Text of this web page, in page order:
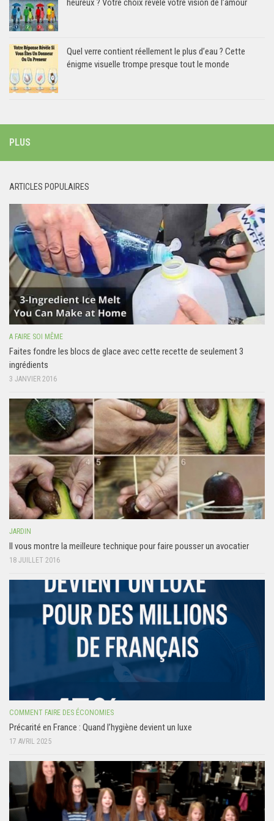
heureux ? Votre choix révèle votre vision de l’amour
Quel verre contient réellement le plus d’eau ? Cette
énigme visuelle trompe presque tout le monde
PLUS
ARTICLES POPULAIRES
A FAIRE SOI MÊME
Faites fondre les blocs de glace avec cette recette de seulement 3
ingrédients
3 JANVIER 2016
JARDIN
Il vous montre la meilleure technique pour faire pousser un avocatier
18 JUILLET 2016
COMMENT FAIRE DES ÉCONOMIES
Précarité en France : Quand l’hygiène devient un luxe
17 AVRIL 2025